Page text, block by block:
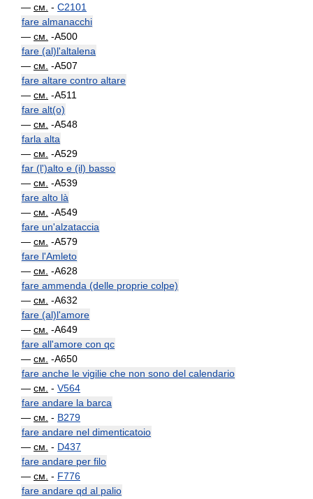
— см. - C2101
fare almanacchi
— см. -A500
fare (al)l'altalena
— см. -A507
fare altare contro altare
— см. -A511
fare alt(o)
— см. -A548
farla alta
— см. -A529
far (l')alto e (il) basso
— см. -A539
fare alto là
— см. -A549
fare un'alzataccia
— см. -A579
fare l'Amleto
— см. -A628
fare ammenda (delle proprie colpe)
— см. -A632
fare (al)l'amore
— см. -A649
fare all'amore con qc
— см. -A650
fare anche le vigilie che non sono del calendario
— см. - V564
fare andare la barca
— см. - B279
fare andare nel dimenticatoio
— см. - D437
fare andare per filo
— см. - F776
fare andare qd al palio